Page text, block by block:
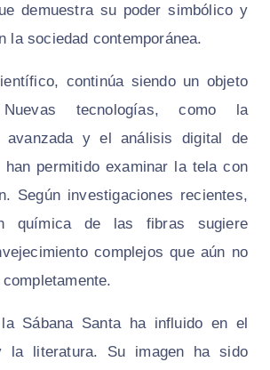
demuestra su poder simbólico y
la sociedad contemporánea.
continúa siendo un objeto
tecnologías, como la
avanzada y el análisis digital de
han permitido examinar la tela con
Según investigaciones recientes,
química de las fibras sugiere
complejos que aún no
la Sábana Santa ha influido en el
literatura. Su imagen ha sido